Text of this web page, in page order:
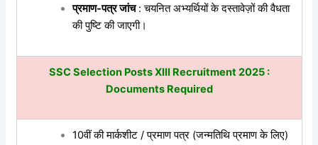
प्रमाण-पत्र जांच: चयनित अभ्यर्थियों के दस्तावेज़ों की वैधता
की पुष्टि की जाएगी।
SSC Selection Posts XIII Recruitment 2025 :
Documents Required
10वीं की मार्कशीट / प्रमाण पत्र (जन्मतिथि प्रमाण के लिए)